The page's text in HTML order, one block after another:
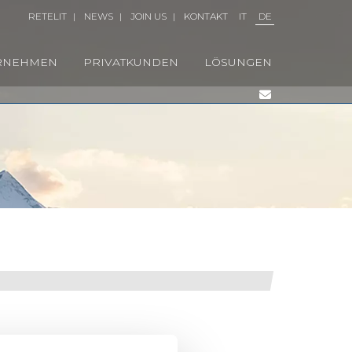
PRIVATKUNDEN LÖSUNGEN
RETELIT | NEWS | JOIN US | KONTAKT IT DE